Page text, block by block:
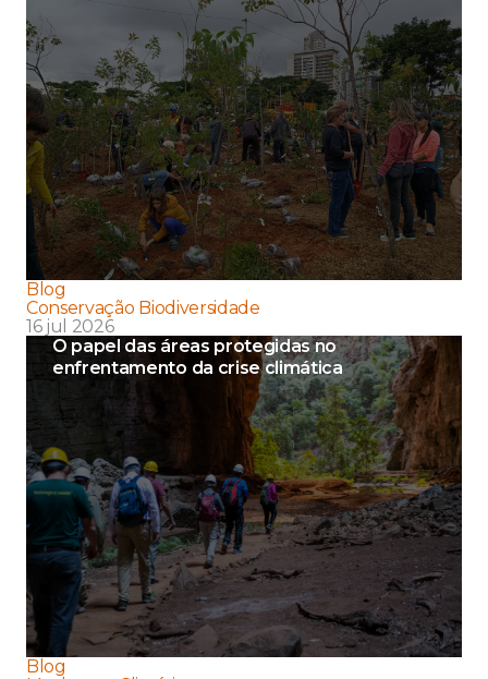
Blog
Conservação Biodiversidade
16 jul 2026
O papel das áreas protegidas no
enfrentamento da crise climática
Blog